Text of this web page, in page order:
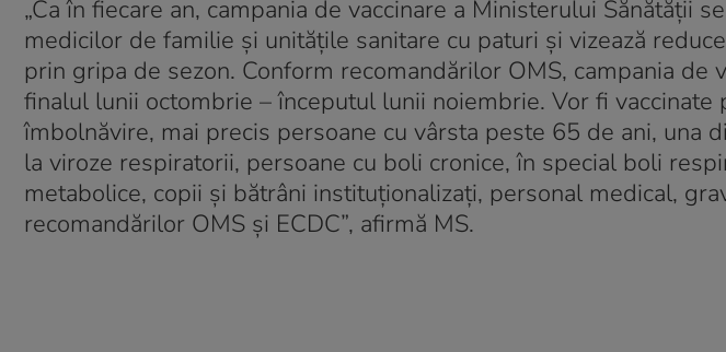
„Ca în fiecare an, campania de vaccinare a Ministerului Sănătăţii
medicilor de familie şi unităţile sanitare cu paturi şi vizează
prin gripa de sezon. Conform recomandărilor OMS, campania de
finalul lunii octombrie – începutul lunii noiembrie. Vor fi vaccinate
îmbolnăvire, mai precis persoane cu vârsta peste 65 de ani, una
la viroze respiratorii, persoane cu boli cronice, în special boli
metabolice, copii şi bătrâni instituţionalizaţi, personal medical,
recomandărilor OMS şi ECDC”, afirmă MS.